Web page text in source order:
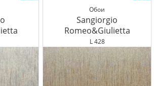
Обои
Sangiorgio
Romeo&Giulietta
L 428